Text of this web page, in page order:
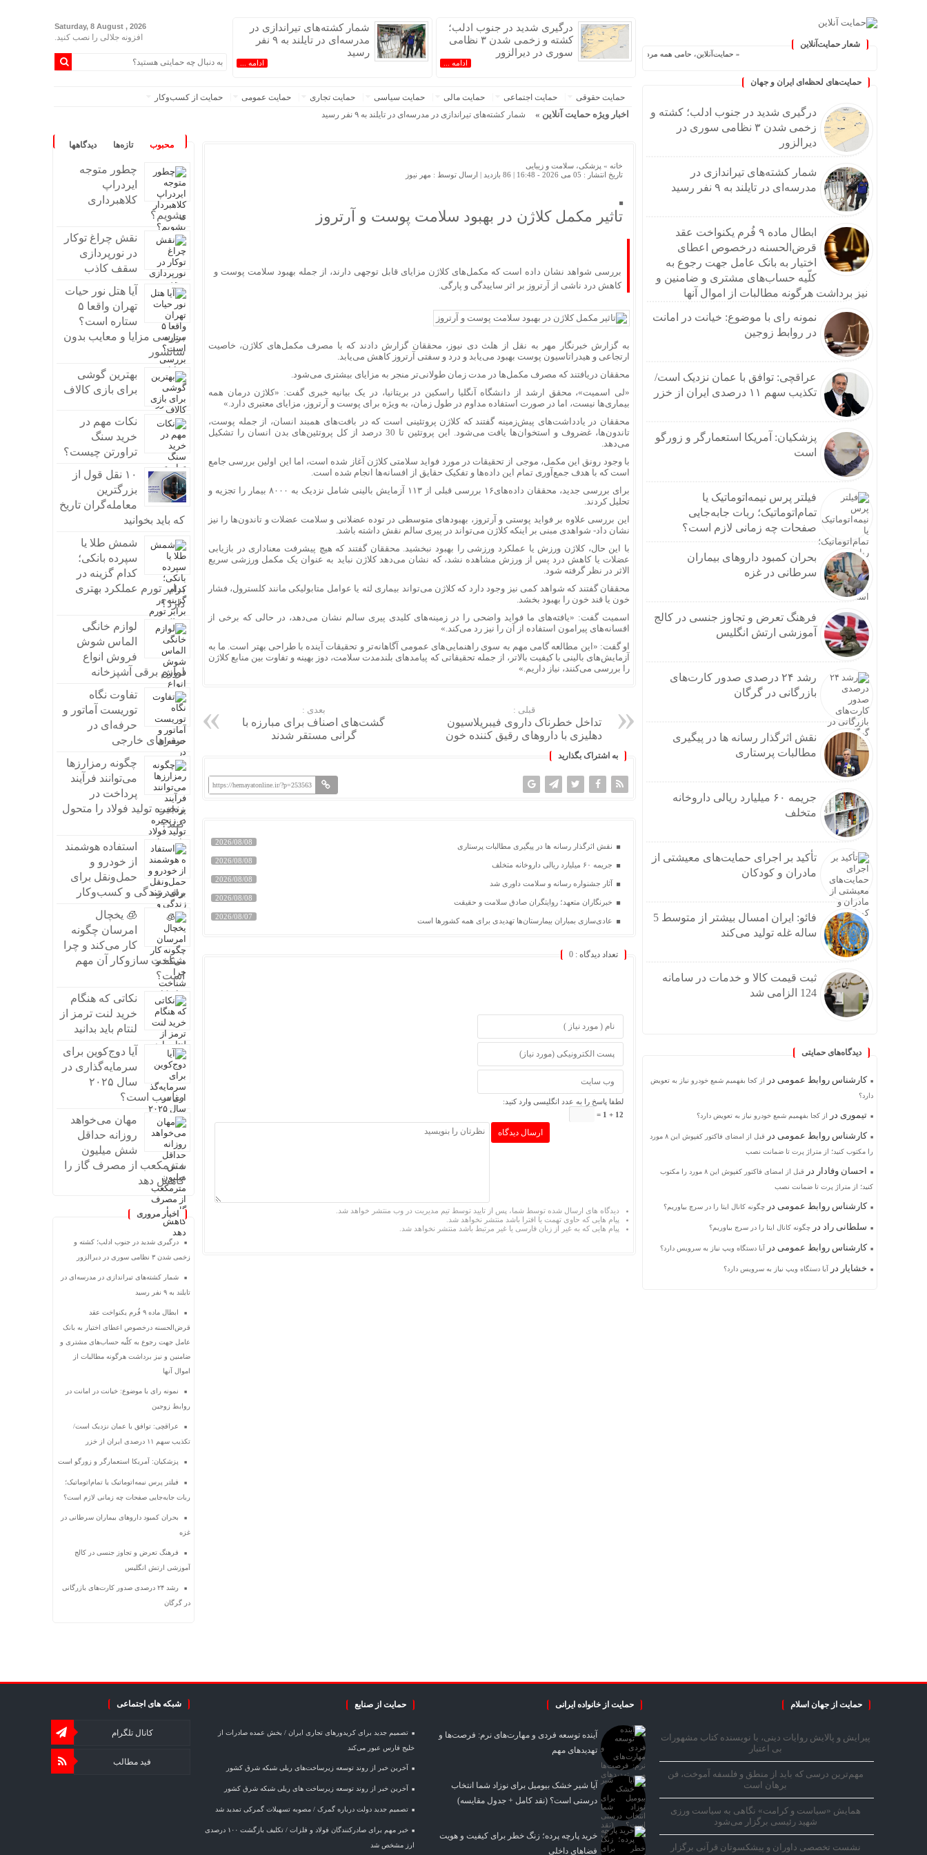
شعار حمایت‌آنلاین
« حمایت‌آنلاین، حامی همه مردم ایران »
حمایت‌های لحظه‌ای ایران و جهان
درگیری شدید در جنوب ادلب؛ کشته و
زخمی شدن ۳ نظامی سوری در
دیرالزور
شمار کشته‌های تیراندازی در
مدرسه‌ای در تایلند به ۹ نفر رسید
ابطال ماده ۹ فُرم یکنواخت عقد
قرض‌الحسنه درخصوص اعطای
اختیار به بانک عامل جهت رجوع به
کلّیه حساب‌های مشتری و ضامنین و
نیز برداشت هرگونه مطالبات از اموال آنها
نمونه رای با موضوع: خیانت در امانت
در روابط زوجین
عراقچی: توافق با عمان نزدیک است/
تکذیب سهم ۱۱ درصدی ایران از خزر
پزشکیان: آمریکا استعمارگر و زورگو
است
فیلتر پرس نیمه‌اتوماتیک یا
تمام‌اتوماتیک؛ ربات جابه‌جایی
صفحات چه زمانی لازم است؟
بحران کمبود دارو‌های بیماران
سرطانی در غزه
فرهنگ تعرض و تجاوز جنسی در کالج
آموزشی ارتش انگلیس
رشد ۲۴ درصدی صدور کارت‌های
بازرگانی در گرگان
نقش اثرگذار رسانه ها در پیگیری
مطالبات پرستاری
جریمه ۶۰ میلیارد ریالی داروخانه
متخلف
تأکید بر اجرای حمایت‌های معیشتی از
مادران و کودکان
فائو: ایران امسال بیشتر از متوسط 5
ساله غله تولید می‌کند
ثبت قیمت کالا و خدمات در سامانه
124 الزامی شد
دیدگاه‌های حمایتی
کارشناس روابط عمومی در
از کجا بفهمیم شمع خودرو نیاز به تعویض
دارد؟
تیموری در از کجا بفهمیم شمع خودرو نیاز به تعویض دارد؟
کارشناس روابط عمومی در
قبل از امضای فاکتور کفپوش این ۸ مورد
را مکتوب کنید؛ از متراژ پرت تا ضمانت نصب
احسان وفادار در
قبل از امضای فاکتور کفپوش این ۸ مورد را مکتوب
کنید؛ از متراژ پرت تا ضمانت نصب
کارشناس روابط عمومی در چگونه کانال ایتا را در سرچ بیاوریم؟
سلطانی راد در چگونه کانال ایتا را در سرچ بیاوریم؟
کارشناس روابط عمومی در آیا دستگاه ویپ نیاز به سرویس دارد؟
خشایار در آیا دستگاه ویپ نیاز به سرویس دارد؟
درگیری شدید در جنوب ادلب؛
کشته و زخمی شدن ۳ نظامی
سوری در دیرالزور
ادامه ...
شمار کشته‌های تیراندازی در
مدرسه‌ای در تایلند به ۹ نفر
رسید
ادامه ...
Saturday, 8 August , 2026
افزونه جلالی را نصب کنید.
حمایت حقوقی حمایت اجتماعی حمایت مالی حمایت سیاسی حمایت تجاری حمایت عمومی حمایت از کسب‌وکار
اخبار ویژه حمایت آنلاین » شمار کشته‌های تیراندازی در مدرسه‌ای در تایلند به ۹ نفر رسید
خانه » پزشکی، سلامت و زیبایی
تاریخ انتشار : 05 می 2026 - 16:48 |
86 بازدید | ارسال توسط : مهر نیوز
تاثیر مکمل کلاژن در بهبود سلامت پوست و آرتروز
بررسی شواهد نشان داده است که مکمل‌های کلاژن مزایای قابل توجهی دارند، از جمله بهبود سلامت پوست و
کاهش درد ناشی از آرتروز بر اثر ساییدگی و پارگی.
به گزارش خبرنگار مهر به نقل از هلث دی نیوز، محققان گزارش دادند که با مصرف مکمل‌های کلاژن، خاصیت
ارتجاعی و هیدراتاسیون پوست بهبود می‌یابد و درد و سفتی آرتروز کاهش می‌یابد.
محققان دریافتند که مصرف مکمل‌ها در مدت زمان طولانی‌تر منجر به مزایای بیشتری می‌شود.
«لی اسمیت»، محقق ارشد از دانشگاه آنگلیا راسکین در بریتانیا، در یک بیانیه خبری گفت: «کلاژن درمان همه
بیماری‌ها نیست، اما در صورت استفاده مداوم در طول زمان، به ویژه برای پوست و آرتروز، مزایای معتبری دارد.»
محققان در یادداشت‌های پیش‌زمینه گفتند که کلاژن پروتئینی است که در بافت‌های همبند انسان، از جمله پوست،
تاندون‌ها، غضروف و استخوان‌ها یافت می‌شود. این پروتئین تا 30 درصد از کل پروتئین‌های بدن انسان را تشکیل
می‌دهد.
با وجود رونق این مکمل، موجی از تحقیقات در مورد فواید سلامتی کلاژن آغاز شده است، اما این اولین بررسی جامع
است که با هدف جمع‌آوری تمام این داده‌ها و تفکیک حقایق از افسانه‌ها انجام شده است.
برای بررسی جدید، محققان داده‌های۱۶ بررسی قبلی از ۱۱۳ آزمایش بالینی شامل نزدیک به ۸۰۰۰ بیمار را تجزیه و
تحلیل کردند.
این بررسی علاوه بر فواید پوستی و آرتروز، بهبودهای متوسطی در توده عضلانی و سلامت عضلات و تاندون‌ها را نیز
نشان داد- شواهدی مبنی بر اینکه کلاژن می‌تواند در پیری سالم نقش داشته باشد.
با این حال، کلاژن ورزش یا عملکرد ورزشی را بهبود نبخشید. محققان گفتند که هیچ پیشرفت معناداری در بازیابی
عضلات یا کاهش درد پس از ورزش مشاهده نشد، که نشان می‌دهد کلاژن نباید به عنوان یک مکمل ورزشی سریع
الاثر در نظر گرفته شود.
محققان گفتند که شواهد کمی نیز وجود دارد که کلاژن می‌تواند بیماری لثه یا عوامل متابولیکی مانند کلسترول، فشار
خون یا قند خون را بهبود بخشد.
اسمیت گفت: «یافته‌های ما فواید واضحی را در زمینه‌های کلیدی پیری سالم نشان می‌دهد، در حالی که برخی از
افسانه‌های پیرامون استفاده از آن را نیز رد می‌کند.»
او گفت: «این مطالعه گامی مهم به سوی راهنمایی‌های عمومی آگاهانه‌تر و تحقیقات آینده با طراحی بهتر است. ما به
آزمایش‌های بالینی با کیفیت بالاتر، از جمله تحقیقاتی که پیامدهای بلندمدت سلامت، دوز بهینه و تفاوت بین منابع کلاژن
را بررسی می‌کنند، نیاز داریم.»
بعدی :
گشت‌های اصناف برای مبارزه با
گرانی مستقر شدند
قبلی :
تداخل خطرناک داروی فیبریلاسیون
دهلیزی با داروهای رقیق کننده خون
به اشتراک بگذارید
https://hemayatonline.ir/?p=253563
نقش اثرگذار رسانه ها در پیگیری مطالبات پرستاری 2026/08/08
جریمه ۶۰ میلیارد ریالی داروخانه متخلف 2026/08/08
آثار جشنواره رسانه و سلامت داوری شد 2026/08/08
خبرنگاران متعهد؛ روایتگران صادق سلامت و حقیقت 2026/08/08
عادی‌سازی بمباران بیمارستان‌ها تهدیدی برای همه کشورها است 2026/08/07
تعداد دیدگاه : 0
لطفا پاسخ را به عدد انگلیسی وارد کنید:
12 + 1 =
دیدگاه های ارسال شده توسط شما، پس از تایید توسط تیم مدیریت در وب منتشر خواهد شد.
پیام هایی که حاوی تهمت یا افترا باشد منتشر نخواهد شد.
پیام هایی که به غیر از زبان فارسی یا غیر مرتبط باشد منتشر نخواهد شد.
محبوب تازه‌ها دیدگاهها
چطور متوجه
ایردراپ
کلاهبرداری
بشویم؟
نقش چراغ توکار
در نورپردازی
سقف کاذب
آیا هتل نور حیات
تهران واقعا ۵
ستاره است؟
بررسی مزایا و معایب بدون
سانسور
بهترین گوشی
برای بازی کالاف
نکات مهم در
خرید سنگ
تراورتن چیست؟
۱۰ نقل قول از
بزرگترین
معامله‌گران تاریخ
که باید بخوانید
شمش طلا یا
سپرده بانکی؛
کدام گزینه در
برابر تورم عملکرد بهتری
دارد؟
لوازم خانگی
الماس شوش
فروش انواع
لوازم برقی آشپزخانه
تفاوت نگاه
توریست آماتور و
حرفه‌ای در
سفرهای خارجی
چگونه رمزارزها
می‌توانند فرآیند
پرداخت در
زنجیره تولید فولاد را متحول
کنند؟
استفاده هوشمند
از خودرو و
حمل‌ونقل برای
رشد زندگی و کسب‌وکار
🧊 یخچال
امرسان چگونه
کار می‌کند و چرا
شناخت سازوکار آن مهم
است؟
نکاتی که هنگام
خرید لنت ترمز از
لنتام باید بدانید
آیا دوج‌کوین برای
سرمایه‌گذاری در
سال ۲۰۲۵
مناسب است؟
مهان می‌خواهد
روزانه حداقل
شش میلیون
مترمکعب از مصرف گاز را
کاهش دهد
اخبار مروری
درگیری شدید در جنوب ادلب؛ کشته و
زخمی شدن ۳ نظامی سوری در دیرالزور
شمار کشته‌های تیراندازی در مدرسه‌ای در
تایلند به ۹ نفر رسید
ابطال ماده ۹ فُرم یکنواخت عقد
قرض‌الحسنه درخصوص اعطای اختیار به بانک
عامل جهت رجوع به کلّیه حساب‌های مشتری و
ضامنین و نیز برداشت هرگونه مطالبات از
اموال آنها
نمونه رای با موضوع: خیانت در امانت در
روابط زوجین
عراقچی: توافق با عمان نزدیک است/
تکذیب سهم ۱۱ درصدی ایران از خزر
پزشکیان: آمریکا استعمارگر و زورگو است
فیلتر پرس نیمه‌اتوماتیک یا تمام‌اتوماتیک؛
ربات جابه‌جایی صفحات چه زمانی لازم است؟
بحران کمبود دارو‌های بیماران سرطانی در
غزه
فرهنگ تعرض و تجاوز جنسی در کالج
آموزشی ارتش انگلیس
رشد ۲۴ درصدی صدور کارت‌های بازرگانی
در گرگان
حمایت از جهان اسلام
پیرایش و پالایش روایات دینی، با نویسنده کتاب مشهورات
بی اعتبار
مهم‌ترین درسی که باید از منطق و فلسفه آموخت، فن
برهان است
همایش «سیاست و کرامت» نگاهی به سیاست ورزی
شهید رئیسی برگزار می‌شود
نشست تخصصی داوران و پیشکسوتان قرآنی برگزار
حمایت از خانواده ایرانی
آینده توسعه فردی و مهارت‌های نرم: فرصت‌ها و
تهدیدهای مهم
آیا شیر خشک بیومیل برای نوزاد شما انتخاب
درستی است؟ (نقد کامل + جدول مقایسه)
خرید پارچه پرده؛ زنگ خطر برای کیفیت و هویت
فضاهای داخلی
حمایت از صنایع
تصمیم جدید برای کریدورهای تجاری ایران / بخش عمده صادرات از
خلیج فارس عبور می‌کند
آخرین خبر از روند توسعه زیرساخت‌های ریلی شبکه شرق کشور
آخرین خبر از روند توسعه زیرساخت های ریلی شبکه شرق کشور
تصمیم جدید دولت درباره گمرک / مصوبه تسهیلات گمرکی تمدید شد
خبر مهم برای صادرکنندگان فولاد و فلزات / تکلیف بازگشت ۱۰۰ درصدی
ارز مشخص شد
شبکه های اجتماعی
کانال تلگرام
فید مطالب